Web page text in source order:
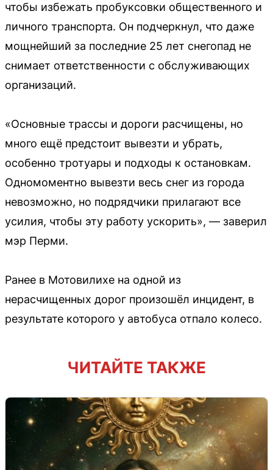
чтобы избежать пробуксовки общественного и
личного транспорта. Он подчеркнул, что даже
мощнейший за последние 25 лет снегопад не
снимает ответственности с обслуживающих
организаций.
«Основные трассы и дороги расчищены, но
много ещё предстоит вывезти и убрать,
особенно тротуары и подходы к остановкам.
Одномоментно вывезти весь снег из города
невозможно, но подрядчики прилагают все
усилия, чтобы эту работу ускорить», — заверил
мэр Перми.
Ранее в Мотовилихе на одной из
нерасчищенных дорог произошёл инцидент, в
результате которого у автобуса отпало колесо.
ЧИТАЙТЕ ТАКЖЕ